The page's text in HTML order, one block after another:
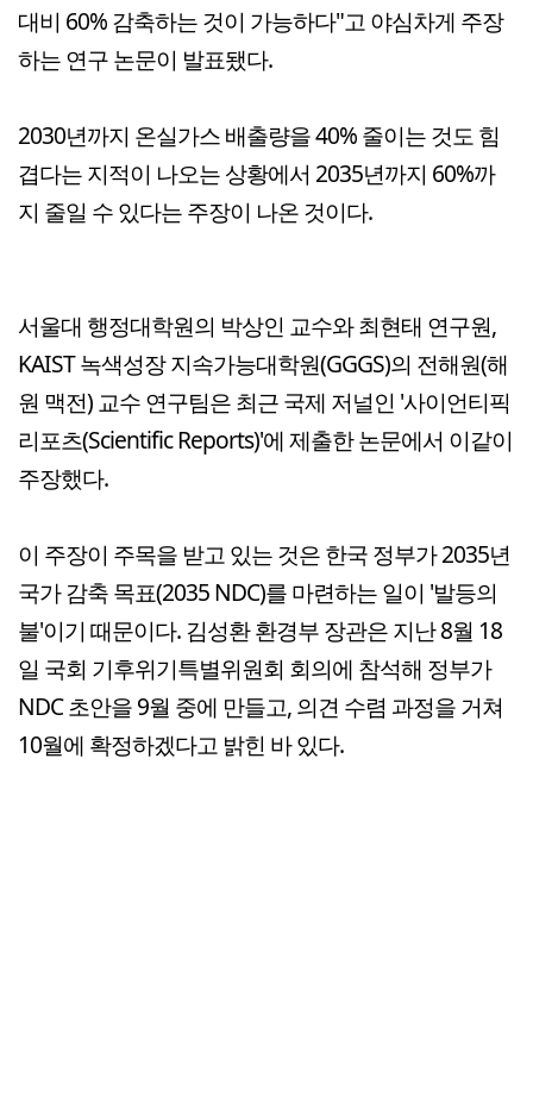
대비 60% 감축하는 것이 가능하다"고 야심차게 주장
하는 연구 논문이 발표됐다.
2030년까지 온실가스 배출량을 40% 줄이는 것도 힘
겹다는 지적이 나오는 상황에서 2035년까지 60%까
지 줄일 수 있다는 주장이 나온 것이다.
서울대 행정대학원의 박상인 교수와 최현태 연구원,
KAIST 녹색성장 지속가능대학원(GGGS)의 전해원(해
원 맥전) 교수 연구팀은 최근 국제 저널인 '사이언티픽
리포츠(Scientific Reports)'에 제출한 논문에서 이같이
주장했다.
이 주장이 주목을 받고 있는 것은 한국 정부가 2035년
국가 감축 목표(2035 NDC)를 마련하는 일이 '발등의
불'이기 때문이다. 김성환 환경부 장관은 지난 8월 18
일 국회 기후위기특별위원회 회의에 참석해 정부가
NDC 초안을 9월 중에 만들고, 의견 수렴 과정을 거쳐
10월에 확정하겠다고 밝힌 바 있다.